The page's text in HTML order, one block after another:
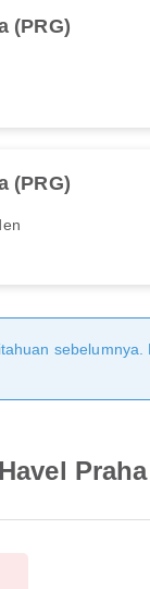
(PRG)
(PRG)
sebelumnya.
Praha